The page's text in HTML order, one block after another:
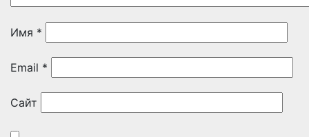
Имя *
Email *
Сайт